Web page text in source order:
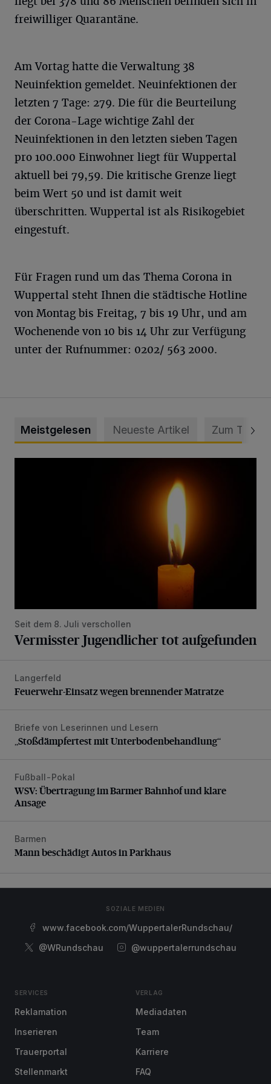
freiwilliger Quarantäne.
Am Vortag hatte die Verwaltung 38
Neuinfektion gemeldet. Neuinfektionen der
letzten 7 Tage: 279. Die für die Beurteilung
der Corona-Lage wichtige Zahl der
Neuinfektionen in den letzten sieben Tagen
pro 100.000 Einwohner liegt für Wuppertal
aktuell bei 79,59. Die kritische Grenze liegt
beim Wert 50 und ist damit weit
überschritten. Wuppertal ist als Risikogebiet
eingestuft.
Für Fragen rund um das Thema Corona in
Wuppertal steht Ihnen die städtische Hotline
von Montag bis Freitag, 7 bis 19 Uhr, und am
Wochenende von 10 bis 14 Uhr zur Verfügung
unter der Rufnummer: 0202/ 563 2000.
Meistgelesen Neueste Artikel Zum Thema
Seit dem 8. Juli verschollen
Vermisster Jugendlicher tot aufgefunden
Feuerwehr-Einsatz wegen brennender Matratze
Langerfeld
Feuerwehr-Einsatz wegen brennender Matratze
„Stoßdämpfertest mit Unterbodenbehandlung“
Briefe von Leserinnen und Lesern
„Stoßdämpfertest mit Unterbodenbehandlung“
WSV: Übertragung im Barmer Bahnhof und klare Ansage
Fußball-Pokal
WSV: Übertragung im Barmer Bahnhof und klare
Ansage
Mann beschädigt Autos in Parkhaus
Barmen
Mann beschädigt Autos in Parkhaus
SOZIALE MEDIEN
www.facebook.com/WuppertalerRundschau/
@WRundschau
@wuppertalerrundschau
SERVICES
Reklamation
Inserieren
Trauerportal
Stellenmarkt
VERLAG
Mediadaten
Team
Karriere
FAQ